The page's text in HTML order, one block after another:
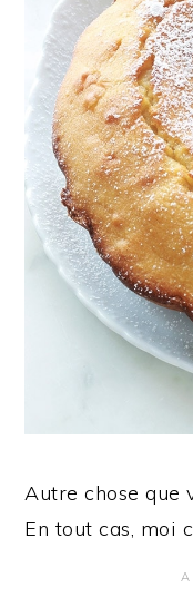
Autre chose que
En tout cas, moi